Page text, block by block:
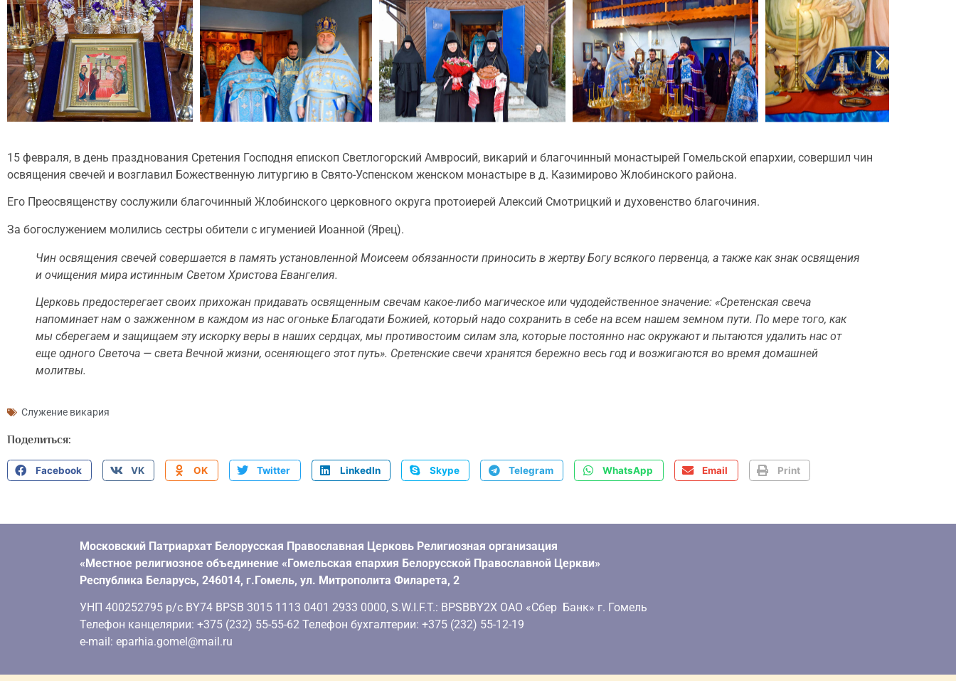
15 февраля, в день празднования Сретения Господня епископ Светлогорский Амвросий, викарий и благочинный монастырей Гомельской епархии, совершил чин
освящения свечей и возглавил Божественную литургию в Свято-Успенском женском монастыре в д. Казимирово Жлобинского района.
Его Преосвященству сослужили благочинный Жлобинского церковного округа протоиерей Алексий Смотрицкий и духовенство благочиния.
За богослужением молились сестры обители с игуменией Иоанной (Ярец).
Чин освящения свечей совершается в память установленной Моисеем обязанности приносить в жертву Богу всякого первенца, а также как знак освящения
и очищения мира истинным Светом Христова Евангелия.
Церковь предостерегает своих прихожан придавать освященным свечам какое-либо магическое или чудодейственное значение: «Сретенская свеча
напоминает нам о зажженном в каждом из нас огоньке Благодати Божией, который надо сохранить в себе на всем нашем земном пути. По мере того, как
мы сберегаем и защищаем эту искорку веры в наших сердцах, мы противостоим силам зла, которые постоянно нас окружают и пытаются удалить нас от
еще одного Светоча — света Вечной жизни, осеняющего этот путь». Сретенские свечи хранятся бережно весь год и возжигаются во время домашней
молитвы.
Служение викария
Поделиться:
Facebook VK OK Twitter LinkedIn Skype Telegram WhatsApp Email Print
Московский Патриархат Белорусская Православная Церковь Религиозная организация
«Местное религиозное объединение «Гомельская епархия Белорусской Православной Церкви»
Республика Беларусь, 246014, г.Гомель, ул. Митрополита Филарета, 2
УНП 400252795 р/с BY74 BPSB 3015 1113 0401 2933 0000, S.W.I.F.T.: BPSBBY2X ОАО «Сбер Банк» г. Гомель
Телефон канцелярии: +375 (232) 55-55-62 Телефон бухгалтерии: +375 (232) 55-12-19
e-mail: eparhia.gomel@mail.ru